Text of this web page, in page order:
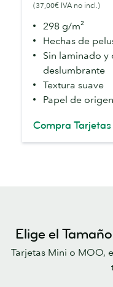
Cotton
(37,00€ IVA no incl.)
298 g/m²
Hechas de
Sin laminado y
deslumbrante
Textura suave
Papel de
Compra
Elige el
Tarjetas Mini o MOO,